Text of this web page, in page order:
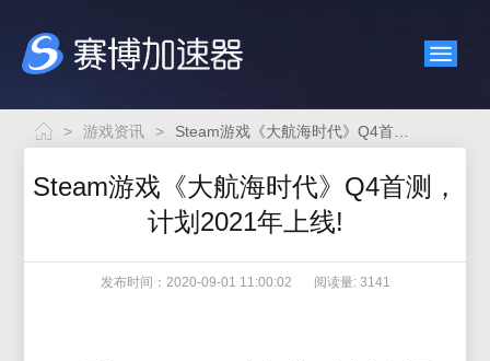
> 游戏资讯 >
Steam游戏《大航海时代》Q4首测，
计划2021年上线!
发布时间：2020-09-01 11:00:02 阅读量: 3141